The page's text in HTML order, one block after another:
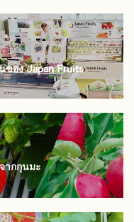
ของ Japan Fruits
ากกุนมะ